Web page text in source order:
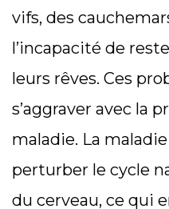
vifs, des
l’incapacité de
leurs rêves. Ces
s’aggraver avec la
maladie. La
perturber le cycle
du cerveau, ce qui